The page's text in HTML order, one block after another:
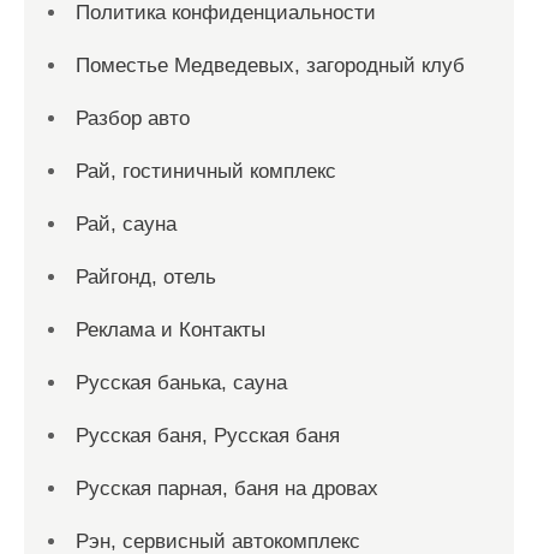
Политика конфиденциальности
Поместье Медведевых, загородный клуб
Разбор авто
Рай, гостиничный комплекс
Рай, сауна
Райгонд, отель
Реклама и Контакты
Русская банька, сауна
Русская баня, Русская баня
Русская парная, баня на дровах
Рэн, сервисный автокомплекс